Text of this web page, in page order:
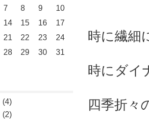
時に繊細
時にダイ
四季折々
7 8 9
10
14 15 16
17
21 22 23
24
28 29 30
31
(4)
(2)